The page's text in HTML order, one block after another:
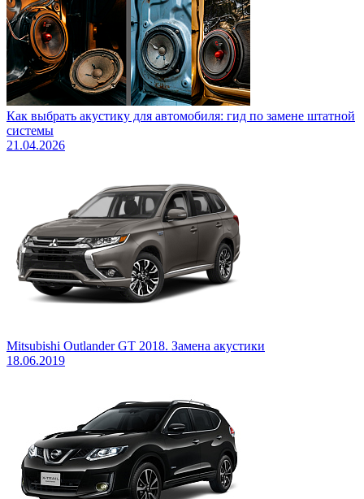
Как выбрать акустику для автомобиля: гид по замене штатной
системы
21.04.2026
Mitsubishi Outlander GT 2018. Замена акустики
18.06.2019